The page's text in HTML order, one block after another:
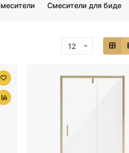
Смесители для биде